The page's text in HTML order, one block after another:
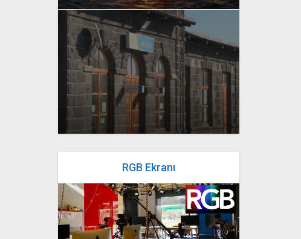
yazan Bahri Ak
RGB Ekranı